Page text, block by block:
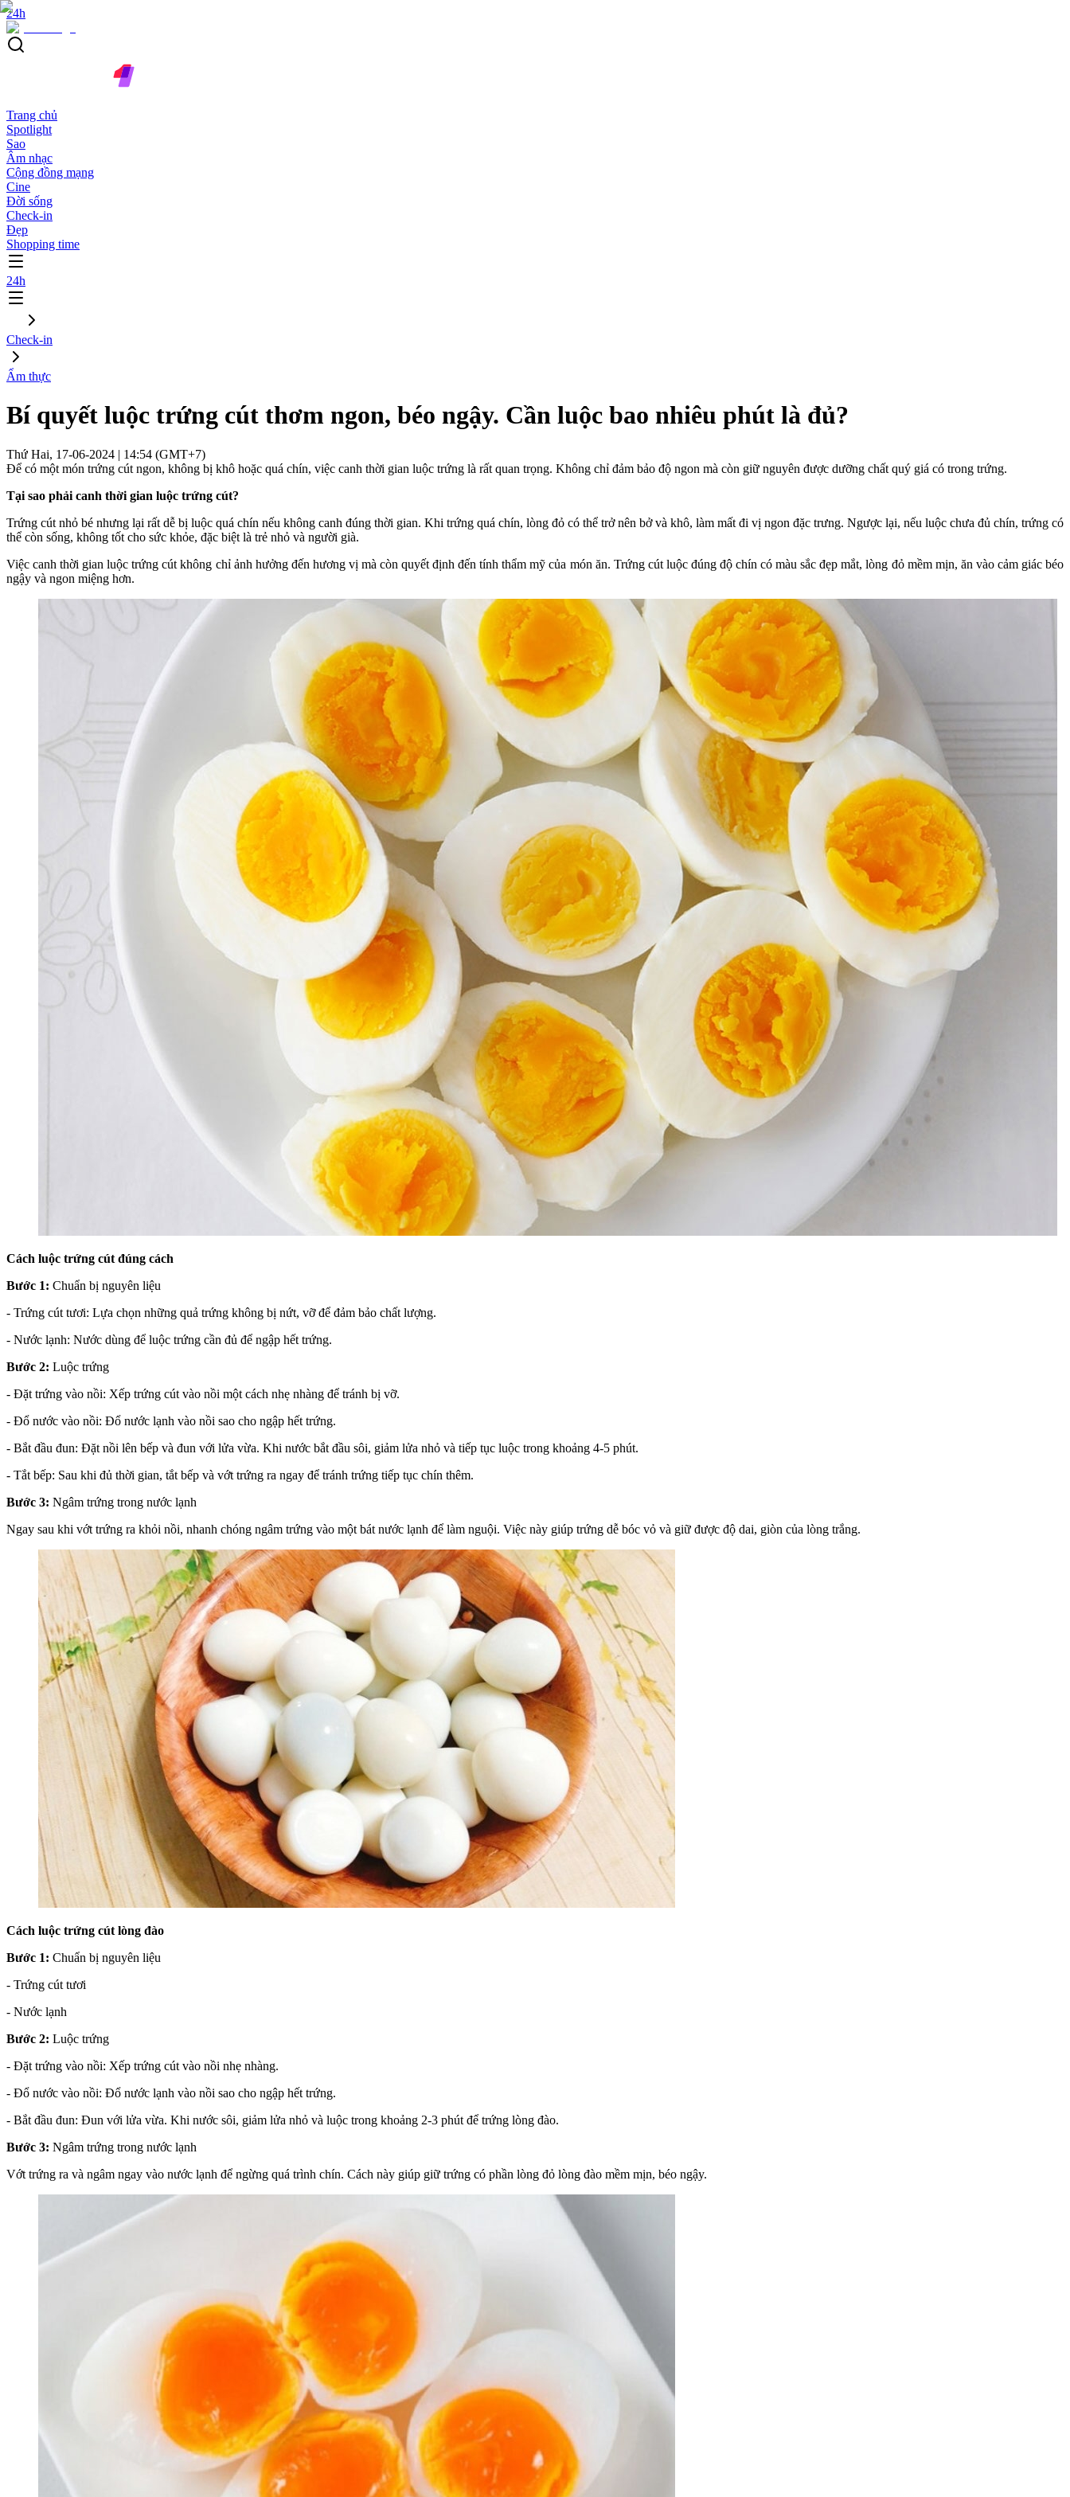
24h
Trang chủ
Spotlight
Sao
Âm nhạc
Cộng đồng mạng
Cine
Đời sống
Check-in
Đẹp
Shopping time
24h
Check-in
Ẩm thực
Bí quyết luộc trứng cút thơm ngon, béo ngậy. Cần luộc bao nhiêu phút là đủ?
Thứ Hai, 17-06-2024 | 14:54 (GMT+7)
Để có một món trứng cút ngon, không bị khô hoặc quá chín, việc canh thời gian luộc trứng là rất quan trọng. Không chỉ đảm bảo độ ngon mà còn giữ nguyên được dưỡng chất quý giá có trong trứng.
Tại sao phải canh thời gian luộc trứng cút?
Trứng cút nhỏ bé nhưng lại rất dễ bị luộc quá chín nếu không canh đúng thời gian. Khi trứng quá chín, lòng đỏ có thể trở nên bở và khô, làm mất đi vị ngon đặc trưng. Ngược lại, nếu luộc chưa đủ chín, trứng có
thể còn sống, không tốt cho sức khỏe, đặc biệt là trẻ nhỏ và người già.
Việc canh thời gian luộc trứng cút không chỉ ảnh hưởng đến hương vị mà còn quyết định đến tính thẩm mỹ của món ăn. Trứng cút luộc đúng độ chín có màu sắc đẹp mắt, lòng đỏ mềm mịn, ăn vào cảm giác béo
ngậy và ngon miệng hơn.
Cách luộc trứng cút đúng cách
Bước 1: Chuẩn bị nguyên liệu
- Trứng cút tươi: Lựa chọn những quả trứng không bị nứt, vỡ để đảm bảo chất lượng.
- Nước lạnh: Nước dùng để luộc trứng cần đủ để ngập hết trứng.
Bước 2: Luộc trứng
- Đặt trứng vào nồi: Xếp trứng cút vào nồi một cách nhẹ nhàng để tránh bị vỡ.
- Đổ nước vào nồi: Đổ nước lạnh vào nồi sao cho ngập hết trứng.
- Bắt đầu đun: Đặt nồi lên bếp và đun với lửa vừa. Khi nước bắt đầu sôi, giảm lửa nhỏ và tiếp tục luộc trong khoảng 4-5 phút.
- Tắt bếp: Sau khi đủ thời gian, tắt bếp và vớt trứng ra ngay để tránh trứng tiếp tục chín thêm.
Bước 3: Ngâm trứng trong nước lạnh
Ngay sau khi vớt trứng ra khỏi nồi, nhanh chóng ngâm trứng vào một bát nước lạnh để làm nguội. Việc này giúp trứng dễ bóc vỏ và giữ được độ dai, giòn của lòng trắng.
Cách luộc trứng cút lòng đào
Bước 1: Chuẩn bị nguyên liệu
- Trứng cút tươi
- Nước lạnh
Bước 2: Luộc trứng
- Đặt trứng vào nồi: Xếp trứng cút vào nồi nhẹ nhàng.
- Đổ nước vào nồi: Đổ nước lạnh vào nồi sao cho ngập hết trứng.
- Bắt đầu đun: Đun với lửa vừa. Khi nước sôi, giảm lửa nhỏ và luộc trong khoảng 2-3 phút để trứng lòng đào.
Bước 3: Ngâm trứng trong nước lạnh
Vớt trứng ra và ngâm ngay vào nước lạnh để ngừng quá trình chín. Cách này giúp giữ trứng có phần lòng đỏ lòng đào mềm mịn, béo ngậy.